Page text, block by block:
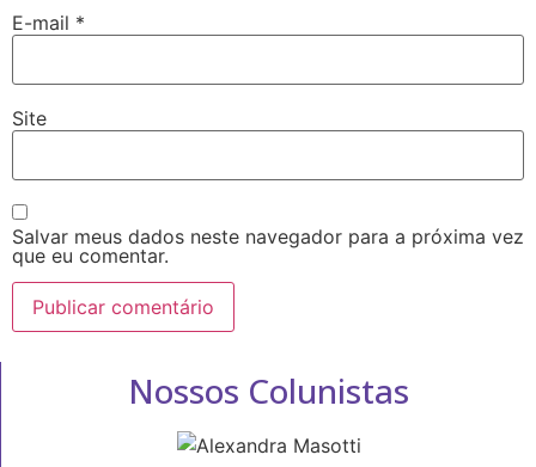
E-mail *
Site
Salvar meus dados neste navegador para a próxima vez
que eu comentar.
Nossos Colunistas